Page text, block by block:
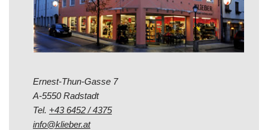
Ernest-Thun-Gasse 7
A-5550 Radstadt
Tel. +43 6452 / 4375
info@klieber.at